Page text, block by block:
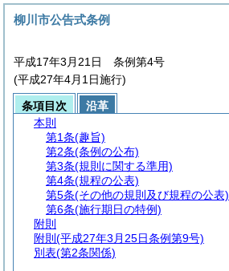
柳川市公告式条例
平成17年3月21日 条例第4号
(平成27年4月1日施行)
条項目次
沿革
本則
第1条(趣旨)
第2条(条例の公布)
第3条(規則に関する準用)
第4条(規程の公表)
第5条(その他の規則及び規程の公表)
第6条(施行期日の特例)
附則
附則 (平成27年3月25日条例第9号)
別表(第2条関係)